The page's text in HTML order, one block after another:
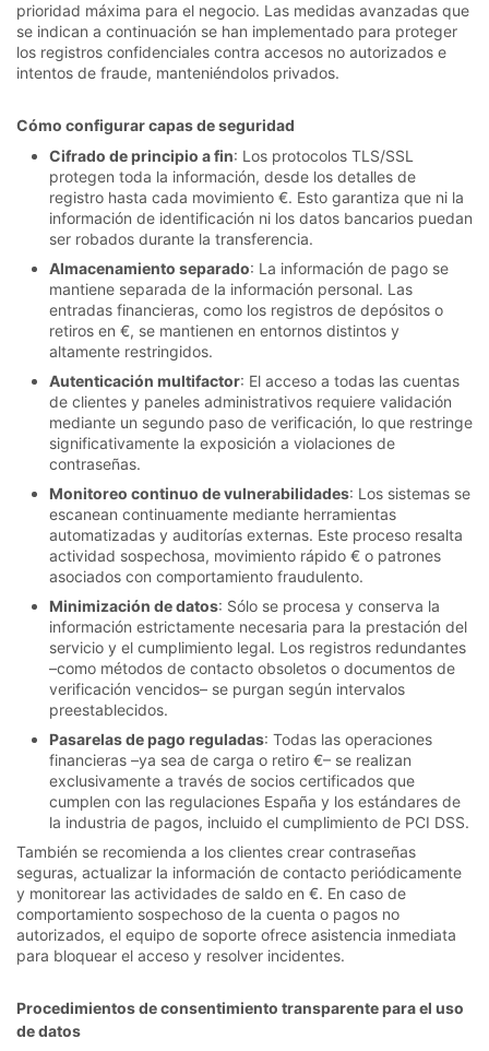
prioridad máxima para el negocio. Las medidas avanzadas que
se indican a continuación se han implementado para proteger
los registros confidenciales contra accesos no autorizados e
intentos de fraude, manteniéndolos privados.
Cómo configurar capas de seguridad
Cifrado de principio a fin: Los protocolos TLS/SSL
protegen toda la información, desde los detalles de
registro hasta cada movimiento €. Esto garantiza que ni la
información de identificación ni los datos bancarios puedan
ser robados durante la transferencia.
Almacenamiento separado: La información de pago se
mantiene separada de la información personal. Las
entradas financieras, como los registros de depósitos o
retiros en €, se mantienen en entornos distintos y
altamente restringidos.
Autenticación multifactor: El acceso a todas las cuentas
de clientes y paneles administrativos requiere validación
mediante un segundo paso de verificación, lo que restringe
significativamente la exposición a violaciones de
contraseñas.
Monitoreo continuo de vulnerabilidades: Los sistemas se
escanean continuamente mediante herramientas
automatizadas y auditorías externas. Este proceso resalta
actividad sospechosa, movimiento rápido € o patrones
asociados con comportamiento fraudulento.
Minimización de datos: Sólo se procesa y conserva la
información estrictamente necesaria para la prestación del
servicio y el cumplimiento legal. Los registros redundantes
–como métodos de contacto obsoletos o documentos de
verificación vencidos– se purgan según intervalos
preestablecidos.
Pasarelas de pago reguladas: Todas las operaciones
financieras –ya sea de carga o retiro €– se realizan
exclusivamente a través de socios certificados que
cumplen con las regulaciones España y los estándares de
la industria de pagos, incluido el cumplimiento de PCI DSS.
También se recomienda a los clientes crear contraseñas
seguras, actualizar la información de contacto periódicamente
y monitorear las actividades de saldo en €. En caso de
comportamiento sospechoso de la cuenta o pagos no
autorizados, el equipo de soporte ofrece asistencia inmediata
para bloquear el acceso y resolver incidentes.
Procedimientos de consentimiento transparente para el uso
de datos